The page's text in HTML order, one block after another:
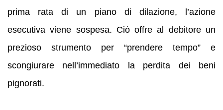
prima rata di un piano di dilazione, l’azione
esecutiva viene sospesa. Ciò offre al debitore un
prezioso strumento per “prendere tempo” e
scongiurare nell’immediato la perdita dei beni
pignorati.